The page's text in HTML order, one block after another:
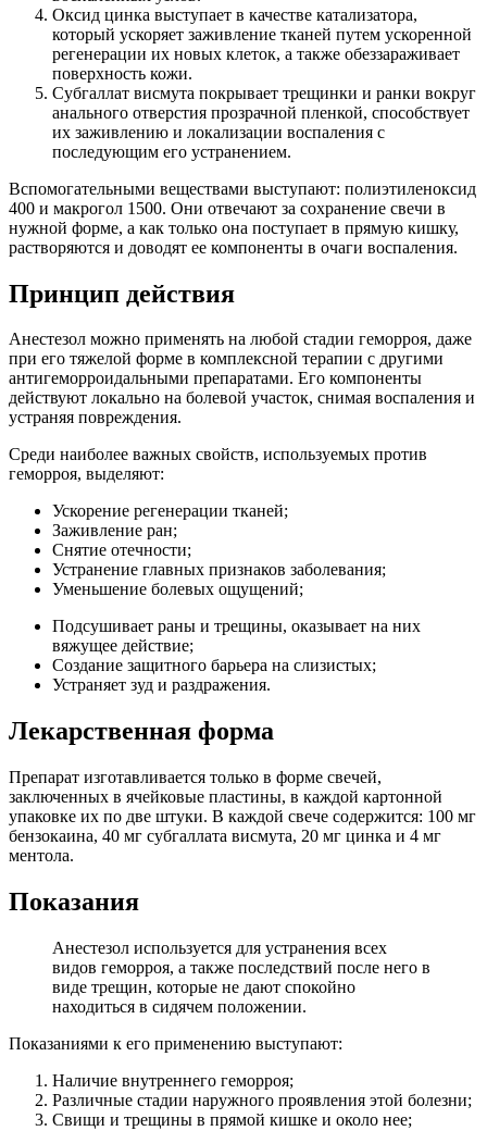
Оксид цинка выступает в качестве катализатора,
который ускоряет заживление тканей путем ускоренной
регенерации их новых клеток, а также обеззараживает
поверхность кожи.
Субгаллат висмута покрывает трещинки и ранки вокруг
анального отверстия прозрачной пленкой, способствует
их заживлению и локализации воспаления с
последующим его устранением.
Вспомогательными веществами выступают: полиэтиленоксид
400 и макрогол 1500. Они отвечают за сохранение свечи в
нужной форме, а как только она поступает в прямую кишку,
растворяются и доводят ее компоненты в очаги воспаления.
Принцип действия
Анестезол можно применять на любой стадии геморроя, даже
при его тяжелой форме в комплексной терапии с другими
антигеморроидальными препаратами. Его компоненты
действуют локально на болевой участок, снимая воспаления и
устраняя повреждения.
Среди наиболее важных свойств, используемых против
геморроя, выделяют:
Ускорение регенерации тканей;
Заживление ран;
Снятие отечности;
Устранение главных признаков заболевания;
Уменьшение болевых ощущений;
Подсушивает раны и трещины, оказывает на них
вяжущее действие;
Создание защитного барьера на слизистых;
Устраняет зуд и раздражения.
Лекарственная форма
Препарат изготавливается только в форме свечей,
заключенных в ячейковые пластины, в каждой картонной
упаковке их по две штуки. В каждой свече содержится: 100 мг
бензокаина, 40 мг субгаллата висмута, 20 мг цинка и 4 мг
ментола.
Показания
Анестезол используется для устранения всех
видов геморроя, а также последствий после него в
виде трещин, которые не дают спокойно
находиться в сидячем положении.
Показаниями к его применению выступают:
Наличие внутреннего геморроя;
Различные стадии наружного проявления этой болезни;
Свищи и трещины в прямой кишке и около нее;